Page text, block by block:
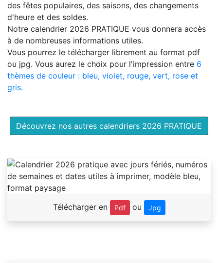
des fêtes populaires, des saisons, des changements
d'heure et des soldes.
Notre calendrier 2026 PRATIQUE vous donnera accès
à de nombreuses informations utiles.
Vous pourrez le télécharger librement au format pdf
ou jpg. Vous aurez le choix pour l'impression entre 6
thèmes de couleur : bleu, violet, rouge, vert, rose et
gris.
Découvrez nos autres calendriers 2026 PRATIQUE
Télécharger en Pdf ou Jpg